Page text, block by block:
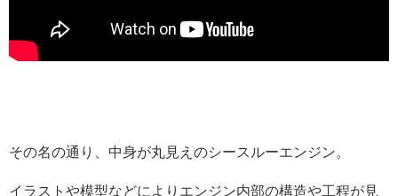
その名の通り、中身が丸見えのシースルーエンジン。
イラストや模型などによりエンジン内部の構造や工程が見